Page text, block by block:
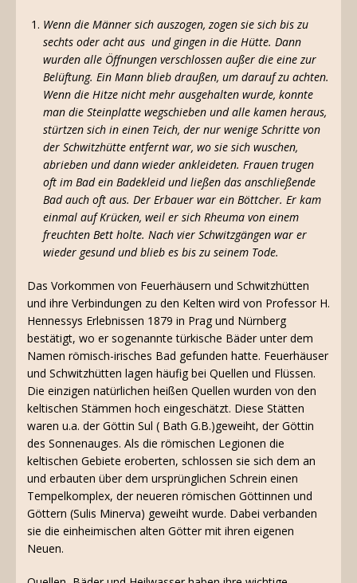
Wenn die Männer sich auszogen, zogen sie sich bis zu
sechts oder acht aus und gingen in die Hütte. Dann
wurden alle Öffnungen verschlossen außer die eine zur
Belüftung. Ein Mann blieb draußen, um darauf zu achten.
Wenn die Hitze nicht mehr ausgehalten wurde, konnte
man die Steinplatte wegschieben und alle kamen heraus,
stürtzen sich in einen Teich, der nur wenige Schritte von
der Schwitzhütte entfernt war, wo sie sich wuschen,
abrieben und dann wieder ankleideten. Frauen trugen
oft im Bad ein Badekleid und ließen das anschließende
Bad auch oft aus. Der Erbauer war ein Böttcher. Er kam
einmal auf Krücken, weil er sich Rheuma von einem
freuchten Bett holte. Nach vier Schwitzgängen war er
wieder gesund und blieb es bis zu seinem Tode.
Das Vorkommen von Feuerhäusern und Schwitzhütten
und ihre Verbindungen zu den Kelten wird von Professor H.
Hennessys Erlebnissen 1879 in Prag und Nürnberg
bestätigt, wo er sogenannte türkische Bäder unter dem
Namen römisch-irisches Bad gefunden hatte. Feuerhäuser
und Schwitzhütten lagen häufig bei Quellen und Flüssen.
Die einzigen natürlichen heißen Quellen wurden von den
keltischen Stämmen hoch eingeschätzt. Diese Stätten
waren u.a. der Göttin Sul ( Bath G.B.)geweiht, der Göttin
des Sonnenauges. Als die römischen Legionen die
keltischen Gebiete eroberten, schlossen sie sich dem an
und erbauten über dem ursprünglichen Schrein einen
Tempelkomplex, der neueren römischen Göttinnen und
Göttern (Sulis Minerva) geweiht wurde. Dabei verbanden
sie die einheimischen alten Götter mit ihren eigenen
Neuen.